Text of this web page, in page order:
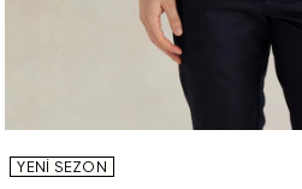
YENİ SEZON